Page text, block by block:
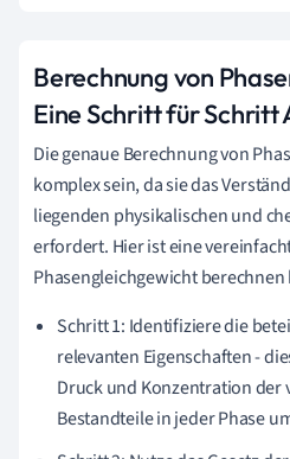
Berechnung von
Eine Schritt für Schritt
Die genaue Berechnung von
komplex sein, da sie das
liegenden physikalischen und
erfordert. Hier ist eine
Phasengleichgewicht berechnen
Schritt 1: Identifiziere die
relevanten Eigenschaften -
Druck und Konzentration der
Bestandteile in jeder Phase